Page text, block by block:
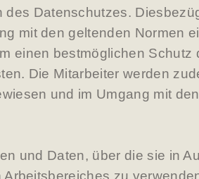
Datenschutzes.
mit den geltenden Normen
einen bestmöglichen Schutz
Die Mitarbeiter werden
und im Umgang mit
und Daten, über die sie in
zu